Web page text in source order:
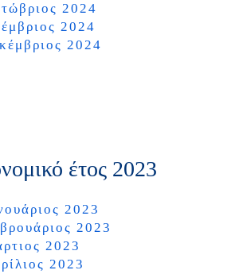
2024
2024
2024
έτος 2023
2023
2023
2023
2023